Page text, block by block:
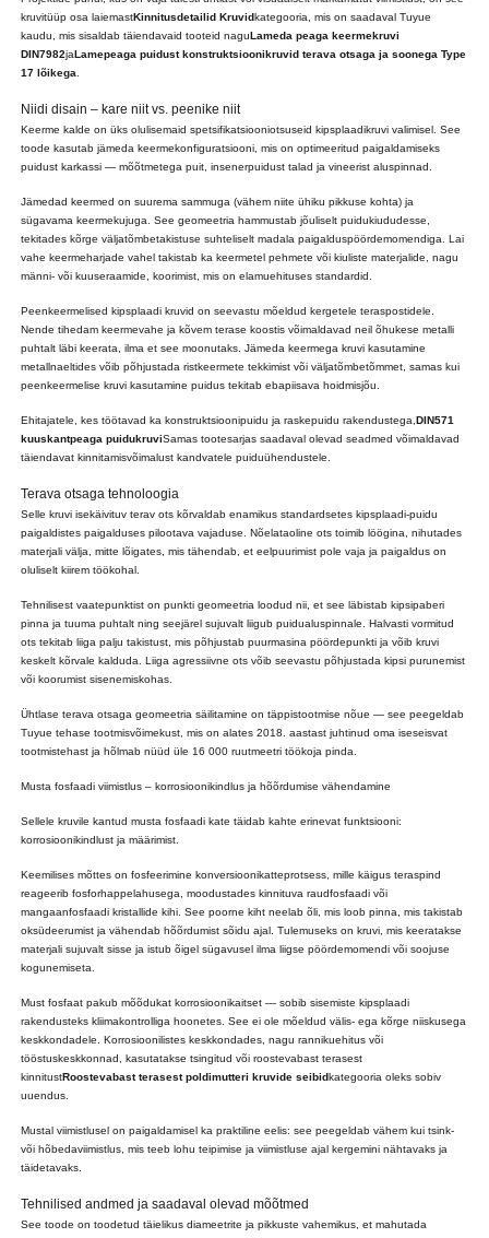
kruvitüüp osa laiemastKinnitusdetailid Kruvidkategooria, mis on saadaval Tuyue
kaudu, mis sisaldab täiendavaid tooteid naguLameda peaga keermekruvi
DIN7982jaLamepeaga puidust konstruktsioonikruvid terava otsaga ja soonega Type
17 lõikega.
Niidi disain – kare niit vs. peenike niit
Keerme kalde on üks olulisemaid spetsifikatsiooniotsuseid kipsplaadikruvi valimisel. See
toode kasutab jämeda keermekonfiguratsiooni, mis on optimeeritud paigaldamiseks
puidust karkassi — mõõtmetega puit, insenerpuidust talad ja vineerist aluspinnad.
Jämedad keermed on suurema sammuga (vähem niite ühiku pikkuse kohta) ja
sügavama keermekujuga. See geomeetria hammustab jõuliselt puidukiududesse,
tekitades kõrge väljatõmbetakistuse suhteliselt madala paigalduspöördemomendiga. Lai
vahe keermeharjade vahel takistab ka keermetel pehmete või kiuliste materjalide, nagu
männi- või kuuseraamide, koorimist, mis on elamuehituses standardid.
Peenkeermelised kipsplaadi kruvid on seevastu mõeldud kergetele teraspostidele.
Nende tihedam keermevahe ja kõvem terase koostis võimaldavad neil õhukese metalli
puhtalt läbi keerata, ilma et see moonutaks. Jämeda keermega kruvi kasutamine
metallnaeltides võib põhjustada ristkeermete tekkimist või väljatõmbetõmmet, samas kui
peenkeermelise kruvi kasutamine puidus tekitab ebapiisava hoidmisjõu.
Ehitajatele, kes töötavad ka konstruktsioonipuidu ja raskepuidu rakendustega,DIN571
kuuskantpeaga puidukruviSamas tootesarjas saadaval olevad seadmed võimaldavad
täiendavat kinnitamisvõimalust kandvatele puiduühendustele.
Terava otsaga tehnoloogia
Selle kruvi isekäivituv terav ots kõrvaldab enamikus standardsetes kipsplaadi-puidu
paigaldistes paigalduses pilootava vajaduse. Nõelataoline ots toimib löögina, nihutades
materjali välja, mitte lõigates, mis tähendab, et eelpuurimist pole vaja ja paigaldus on
oluliselt kiirem töökohal.
Tehnilisest vaatepunktist on punkti geomeetria loodud nii, et see läbistab kipsipaberi
pinna ja tuuma puhtalt ning seejärel sujuvalt liigub puidualuspinnale. Halvasti vormitud
ots tekitab liiga palju takistust, mis põhjustab puurmasina pöördepunkti ja võib kruvi
keskelt kõrvale kalduda. Liiga agressiivne ots võib seevastu põhjustada kipsi purunemist
või koorumist sisenemiskohas.
Ühtlase terava otsaga geomeetria säilitamine on täppistootmise nõue — see peegeldab
Tuyue tehase tootmisvõimekust, mis on alates 2018. aastast juhtinud oma iseseisvat
tootmistehast ja hõlmab nüüd üle 16 000 ruutmeetri töökoja pinda.
Musta fosfaadi viimistlus – korrosioonikindlus ja hõõrdumise vähendamine
Sellele kruvile kantud musta fosfaadi kate täidab kahte erinevat funktsiooni:
korrosioonikindlust ja määrimist.
Keemilises mõttes on fosfeerimine konversioonikatteprotsess, mille käigus teraspind
reageerib fosforhappelahusega, moodustades kinnituva raudfosfaadi või
mangaanfosfaadi kristallide kihi. See poorne kiht neelab õli, mis loob pinna, mis takistab
oksüdeerumist ja vähendab hõõrdumist sõidu ajal. Tulemuseks on kruvi, mis keeratakse
materjali sujuvalt sisse ja istub õigel sügavusel ilma liigse pöördemomendi või soojuse
kogunemiseta.
Must fosfaat pakub mõõdukat korrosioonikaitset — sobib sisemiste kipsplaadi
rakendusteks kliimakontrolliga hoonetes. See ei ole mõeldud välis- ega kõrge niiskusega
keskkondadele. Korrosioonilistes keskkondades, nagu rannikuehitus või
tööstuskeskkonnad, kasutatakse tsingitud või roostevabast terasest
kinnitustRoostevabast terasest poldimutteri kruvide seibidkategooria oleks sobiv
uuendus.
Mustal viimistlusel on paigaldamisel ka praktiline eelis: see peegeldab vähem kui tsink-
või hõbedaviimistlus, mis teeb lohu teipimise ja viimistluse ajal kergemini nähtavaks ja
täidetavaks.
Tehnilised andmed ja saadaval olevad mõõtmed
See toode on toodetud täielikus diameetrite ja pikkuste vahemikus, et mahutada